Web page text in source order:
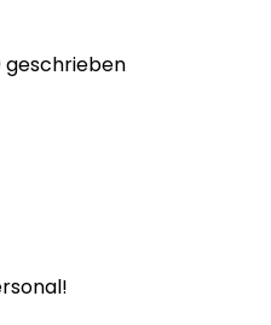
geschrieben